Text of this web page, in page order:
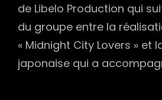
de Libelo Production qui
du groupe entre la
« Midnight City Lovers » et
japonaise qui a